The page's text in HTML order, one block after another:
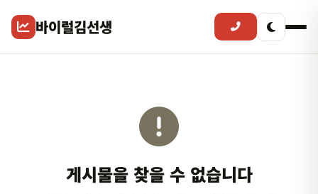
바이럴김선생
게시물을 찾을 수 없습니다